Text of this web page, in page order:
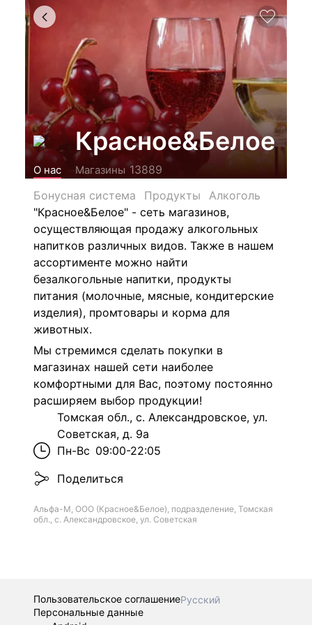
Красное&Белое
О нас Магазины 13889
Бонусная система
Продукты
Алкоголь
"Красное&Белое" - сеть магазинов,
осуществляющая продажу алкогольных
напитков различных видов. Также в нашем
ассортименте можно найти
безалкогольные напитки, продукты
питания (молочные, мясные, кондитерские
изделия), промтовары и корма для
животных.
Мы стремимся сделать покупки в
магазинах нашей сети наиболее
комфортными для Вас, поэтому постоянно
расширяем выбор продукции!
Томская обл., с. Александровское, ул.
Советская, д. 9а
Пн-Вс 09:00-22:05
Поделиться
Альфа-М, ООО (Красное&Белое), подразделение, Томская
обл., с. Александровское, ул. Советская
Пользовательское соглашениеРусский
Персональные данные